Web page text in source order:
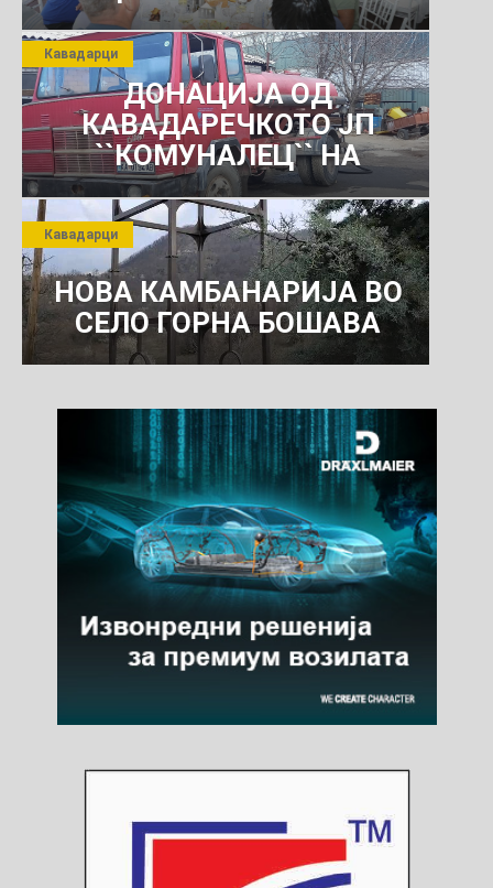
јули 2026 г.
ДОНАЦИЈА ОД
КАВАДАРЕЧКОТО ЈП
``КОМУНАЛЕЦ`` НА
РОСОМАНСКОТО ЈАВНО
ПРЕТПРИЈАТИЕ ЗА
КОМУНАЛНО УСЛУГИ
Кавадарци
НОВА КАМБАНАРИЈА ВО
СЕЛО ГОРНА БОШАВА
Кавадарци